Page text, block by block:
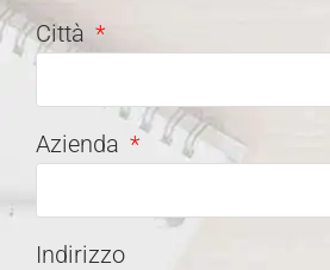
Città
Azienda
Indirizzo